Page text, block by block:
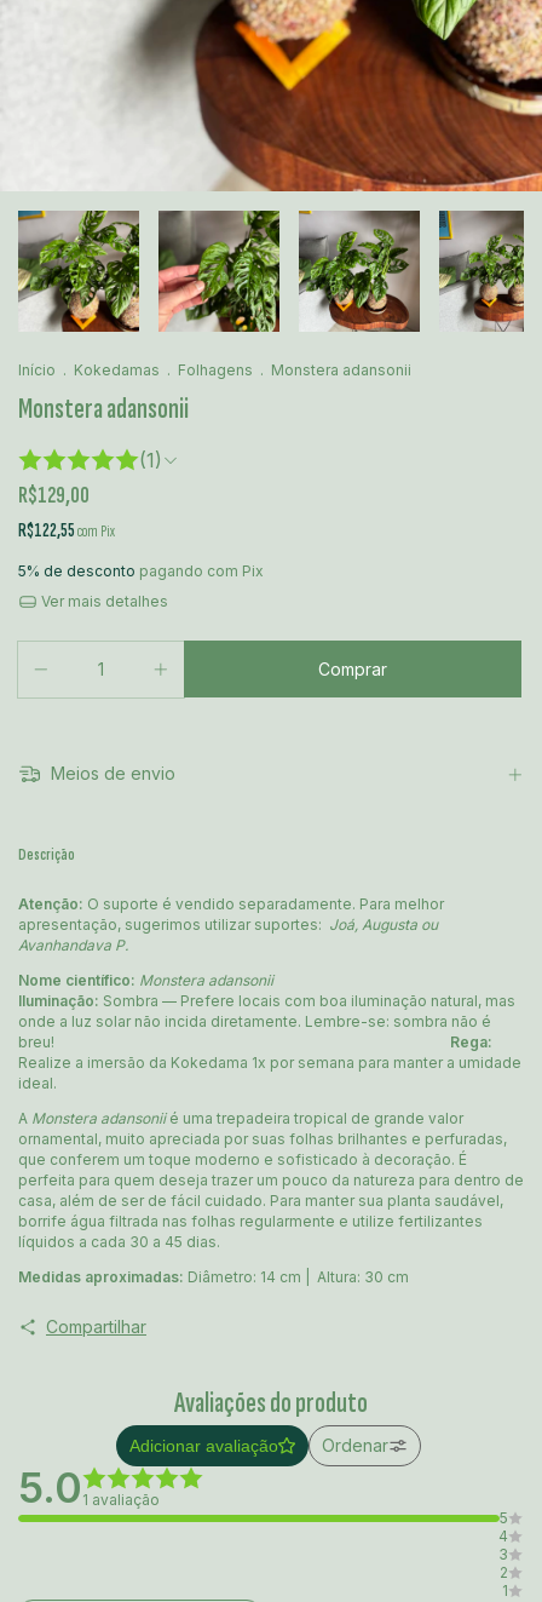
Início . Kokedamas . Folhagens . Monstera adansonii
Monstera adansonii
(1)
R$129,00
R$122,55com Pix
5% de desconto pagando com Pix
Ver mais detalhes
Meios de envio
Descrição
Atenção: O suporte é vendido separadamente. Para melhor
apresentação, sugerimos utilizar suportes: Joá, Augusta ou
Avanhandava P.
Nome científico: Monstera adansonii
Iluminação: Sombra — Prefere locais com boa iluminação natural, mas
onde a luz solar não incida diretamente. Lembre-se: sombra não é
breu! Rega:
Realize a imersão da Kokedama 1x por semana para manter a umidade
ideal.
A Monstera adansoniié uma trepadeira tropical de grande valor
ornamental, muito apreciada por suas folhas brilhantes e perfuradas,
que conferem um toque moderno e sofisticado à decoração. É
perfeita para quem deseja trazer um pouco da natureza para dentro de
casa, além de ser de fácil cuidado. Para manter sua planta saudável,
borrife água filtrada nas folhas regularmente e utilize fertilizantes
líquidos a cada 30 a 45 dias.
Medidas aproximadas: Diâmetro: 14 cm | Altura: 30 cm
Compartilhar
Avaliações do produto
Adicionar avaliação Ordenar
5.0 1 avaliação
5
4
3
2
1